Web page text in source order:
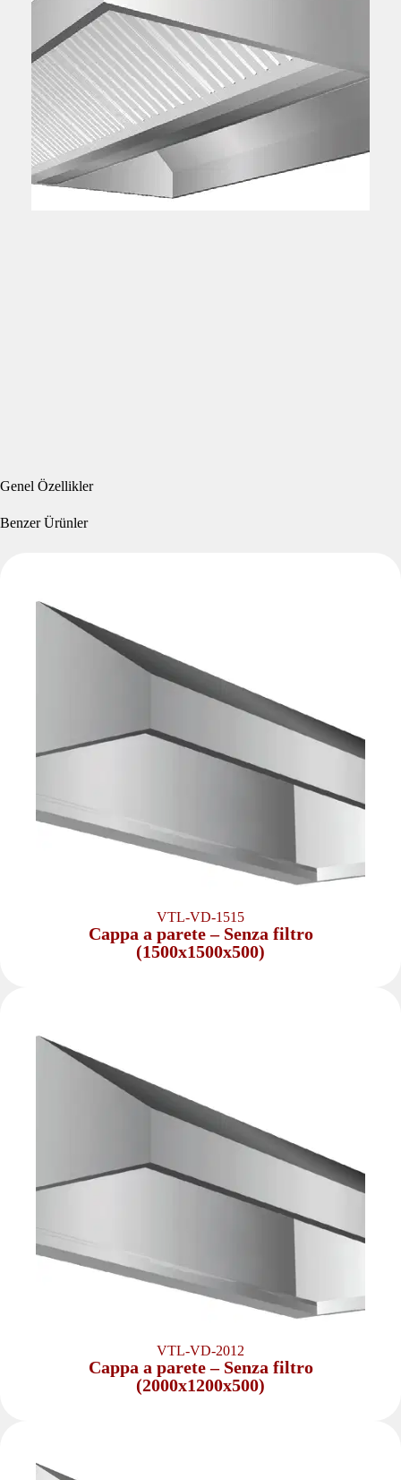
Genel Özellikler
Benzer Ürünler
VTL-VD-1515
Cappa a parete – Senza filtro
(1500x1500x500)
VTL-VD-2012
Cappa a parete – Senza filtro
(2000x1200x500)